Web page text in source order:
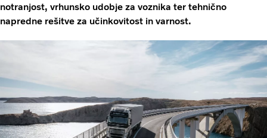
notranjost, vrhunsko udobje za voznika ter tehnično
napredne rešitve za učinkovitost in varnost.